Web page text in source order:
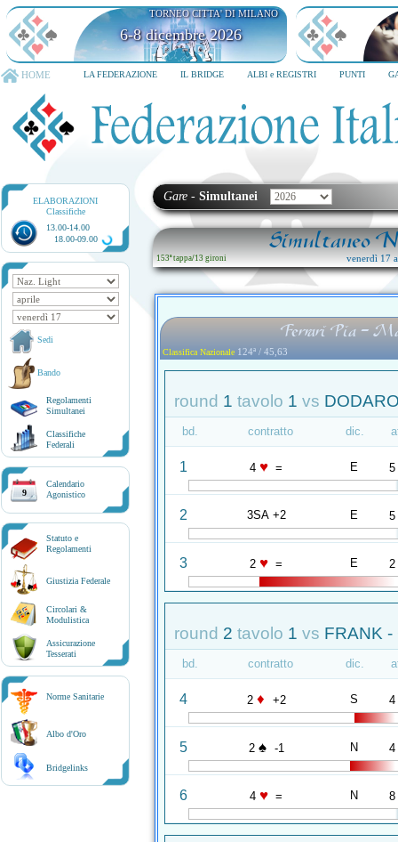
TORNEO CITTA' DI MILANO
6-8 dicembre 2026
HOME LA FEDERAZIONE IL BRIDGE ALBI e REGISTRI PUNTI
ELABORAZIONI
Classifiche
13.00-14.00
18.00-09.00
Sedi
Bando
Regolamenti
Simultanei
Classifiche
Federali
9
Calendario
Agonistico
Statuto e
Regolamenti
Giustizia Federale
Circolari &
Modulistica
Assicurazione
Tesserati
Norme Sanitarie
Albo d'Oro
Bridgelinks
Gare - Simultanei
Simultaneo
153ª tappa/13 gironi venerdì 17
Ferrari Pia -
Classifica Nazionale 124ª / 45,63
round 1 tavolo 1 vs
bd. contratto dic.
1 4 ♥ = E 5
2 3SA +2 E 5
3 2 ♥ = E 2
round 2 tavolo 1 vs FRANK -
bd. contratto dic.
4 2 ♦ +2 S 4
5 2 ♠ -1 N 4
6 4 ♥ = N 8